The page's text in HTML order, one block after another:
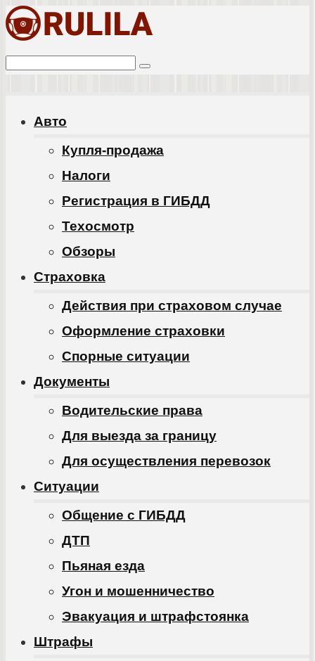
Перейти
контенту
Поиск:
Авто
Купля-продажа
Налоги
Регистрация в ГИБДД
Техосмотр
Обзоры
Cтраховка
Действия при страховом случае
Оформление страховки
Спорные ситуации
Документы
Водительские права
Для выезда за границу
Для осуществления перевозок
Ситуации
Общение с ГИБДД
ДТП
Пьяная езда
Угон и мошенничество
Эвакуация и штрафстоянка
Штрафы